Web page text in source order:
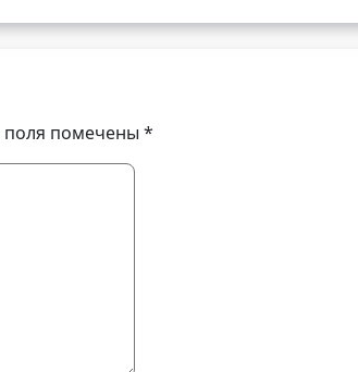
помечены *